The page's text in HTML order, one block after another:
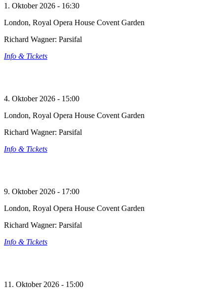
1. Oktober 2026 - 16:30
London, Royal Opera House Covent Garden
Richard Wagner: Parsifal
Info & Tickets
4. Oktober 2026 - 15:00
London, Royal Opera House Covent Garden
Richard Wagner: Parsifal
Info & Tickets
9. Oktober 2026 - 17:00
London, Royal Opera House Covent Garden
Richard Wagner: Parsifal
Info & Tickets
11. Oktober 2026 - 15:00